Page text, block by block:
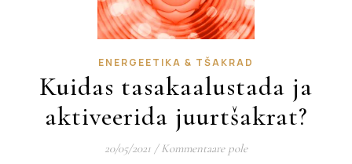
ENERGEETIKA & TŠAKRAD
Kuidas tasakaalustada ja
aktiveerida juurtšakrat?
20/05/2021 / Kommentaare pole